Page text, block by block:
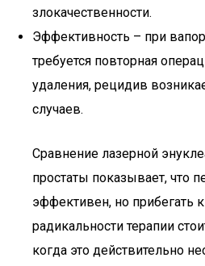
злокачественности.
Эффективность – при
требуется повторная
удаления, рецидив
случаев.
Сравнение лазерной
простаты показывает, что
эффективен, но прибегать
радикальности терапии
когда это действительно